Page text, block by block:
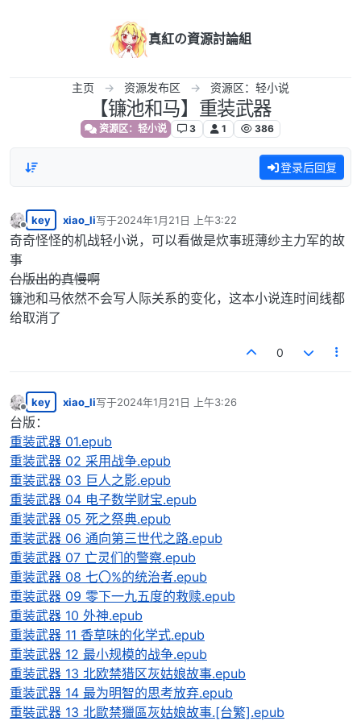
真紅の資源討論組
主页 资源发布区 资源区：轻小说
【镰池和马】重装武器
资源区：轻小说 3 1 386
登录后回复
离线
key xiao_li写于2024年1月21日 上午3:22
最后由 编辑
奇奇怪怪的机战轻小说，可以看做是炊事班薄纱主力军的故
事
台版出的真慢啊
镰池和马依然不会写人际关系的变化，这本小说连时间线都
给取消了
0
离线
key xiao_li写于2024年1月21日 上午3:26
最后由 编辑
台版：
重装武器 01.epub
重装武器 02 采用战争.epub
重装武器 03 巨人之影.epub
重装武器 04 电子数学财宝.epub
重装武器 05 死之祭典.epub
重装武器 06 通向第三世代之路.epub
重装武器 07 亡灵们的警察.epub
重装武器 08 七〇%的统治者.epub
重装武器 09 零下一九五度的救赎.epub
重装武器 10 外神.epub
重装武器 11 香草味的化学式.epub
重装武器 12 最小规模的战争.epub
重装武器 13 北欧禁猎区灰姑娘故事.epub
重装武器 14 最为明智的思考放弃.epub
重裝武器 13 北歐禁獵區灰姑娘故事.[台繁].epub